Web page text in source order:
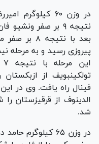
در وزن ۶۰
نتیجه ۹ بر صفر
بعد با
پیروزی رسید و به مرحله
تولکینبویف از
الدینوف از قرقیزستان
شد.